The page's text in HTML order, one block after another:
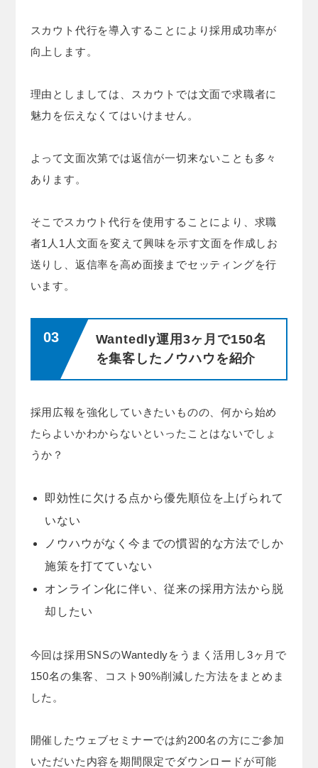
スカウト代行を導入することにより採用成功率が
向上します。
理由としましては、スカウトでは文面で求職者に
魅力を伝えなくてはいけません。
よって文面次第では返信が一切来ないことも多々
あります。
そこでスカウト代行を使用することにより、求職
者1人1人文面を変えて興味を示す文面を作成しお
送りし、返信率を高め面接までセッティングを行
います。
Wantedly運用3ヶ月で150名
を集客したノウハウを紹介
採用広報を強化していきたいものの、何から始め
たらよいかわからないといったことはないでしょ
うか？
即効性に欠ける点から優先順位を上げられて
いない
ノウハウがなく今までの慣習的な方法でしか
施策を打てていない
オンライン化に伴い、従来の採用方法から脱
却したい
今回は採用SNSのWantedlyをうまく活用し3ヶ月で
150名の集客、コスト90%削減した方法をまとめま
した。
開催したウェブセミナーでは約200名の方にご参加
いただいた内容を期間限定でダウンロードが可能